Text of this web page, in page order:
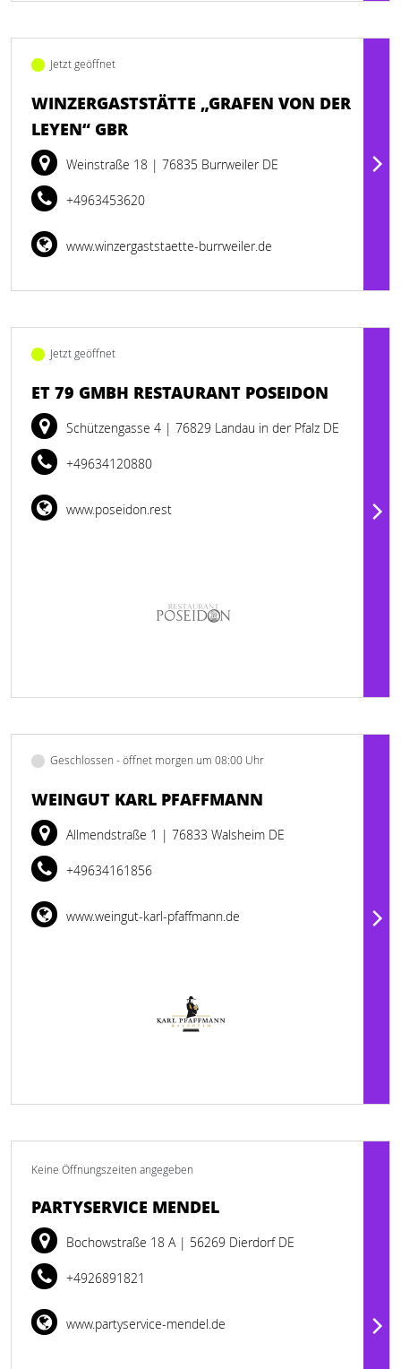
Jetzt geöffnet
WINZERGASTSTÄTTE „GRAFEN VON DER
LEYEN“ GBR
Weinstraße 18 | 76835 Burrweiler DE
+4963453620
www.winzergaststaette-burrweiler.de
Jetzt geöffnet
ET 79 GMBH RESTAURANT POSEIDON
Schützengasse 4 | 76829 Landau in der Pfalz DE
+49634120880
www.poseidon.rest
Geschlossen - öffnet morgen um 08:00 Uhr
WEINGUT KARL PFAFFMANN
Allmendstraße 1 | 76833 Walsheim DE
+49634161856
www.weingut-karl-pfaffmann.de
Keine Öffnungszeiten angegeben
PARTYSERVICE MENDEL
Bochowstraße 18 A | 56269 Dierdorf DE
+4926891821
www.partyservice-mendel.de